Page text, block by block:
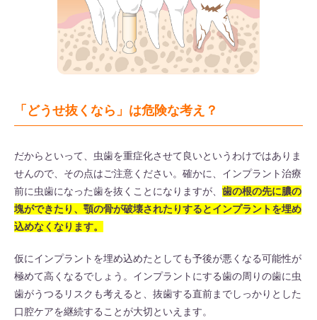
「どうせ抜くなら」は危険な考え？
だからといって、虫歯を重症化させて良いというわけではありま
せんので、その点はご注意ください。確かに、インプラント治療
前に虫歯になった歯を抜くことになりますが、 歯の根の先に膿の
塊ができたり、顎の骨が破壊されたりするとインプラントを埋め
込めなくなります。
仮にインプラントを埋め込めたとしても予後が悪くなる可能性が
極めて高くなるでしょう。インプラントにする歯の周りの歯に虫
歯がうつるリスクも考えると、抜歯する直前までしっかりとした
口腔ケアを継続することが大切といえます。